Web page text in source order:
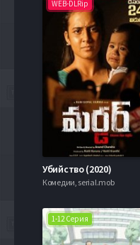
WEB-DLRip
Убийство (2020)
Комедии, serial.mob
1-12 Серия